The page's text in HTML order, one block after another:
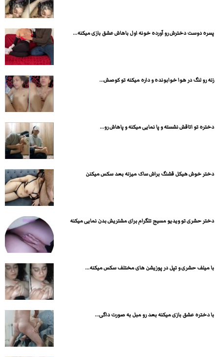
پسره دوست دخترش رو آورده خونه اول باهاش عشق بازی میکنه...
زنه رو لنگ در هوا خوابونده و داره میکنه تو کوصش...
دختره تو اتاقش نشسته و پا نمایی میکنه و پاهاش رو...
دختر خوش هیکل قشنگ براش ساک میزنه بعد سکس میکنن
دختر حشری تو ویدیو مسیج تلگرام برای مشتریش بدن نمایی میکنه
با میلف حشری و تپل در پوزیشن های مختلف سکس میکنه...
با دختره عشق بازی میکنه بعد رو مبل به صورت داگی...